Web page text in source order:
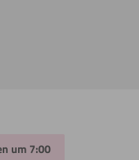
um 7:00